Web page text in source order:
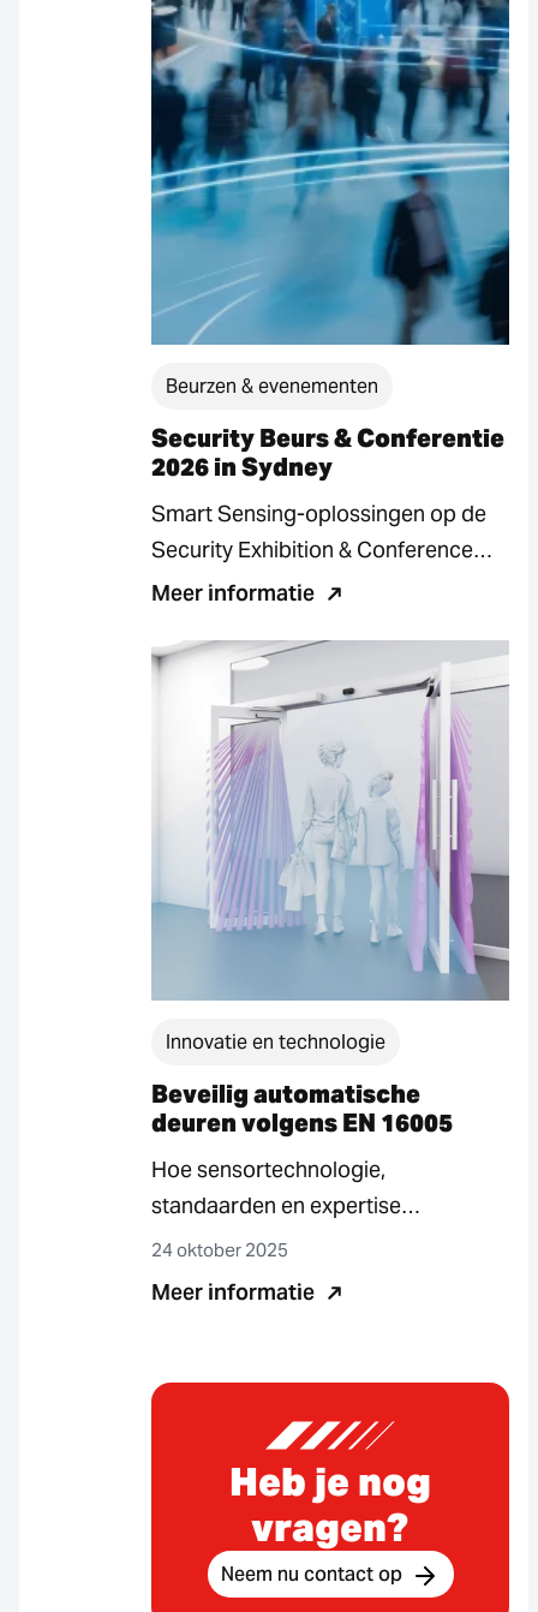
Beurzen & evenementen
Security Beurs & Conferentie
2026 in Sydney
Smart Sensing-oplossingen op de
Security Exhibition & Conference
2026 in Sydney Sterkere
innovatieve slimme…
Meer informatie
Innovatie en technologie
Beveilig automatische
deuren volgens EN 16005
Hoe sensortechnologie,
standaarden en expertise
samenwerken om bescherming en
efficiëntie te garanderen Vandaag
24 oktober 2025
Meer informatie
Heb je nog
vragen?
Neem nu contact op